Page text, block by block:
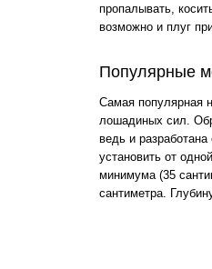
пропалывать,
возможно и плуг
Популярные
Самая популярная
лошадиных сил.
ведь и
установить от
минимума (35
сантиметра.